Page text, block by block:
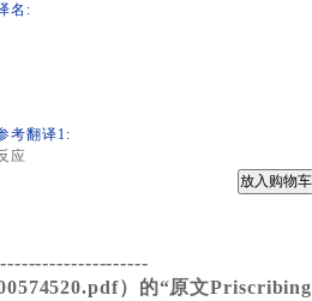
名:
考翻译1:
应
）的“原文Priscribing